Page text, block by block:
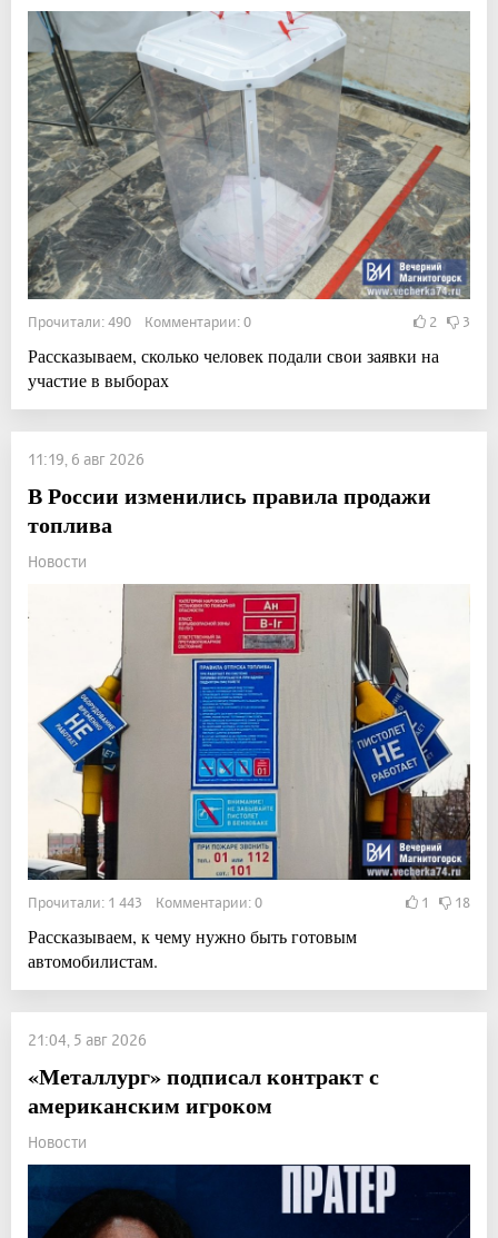
Прочитали: 490 Комментарии: 0 2 3
Рассказываем, сколько человек подали свои заявки на
участие в выборах
11:19, 6 авг 2026
В России изменились правила продажи
топлива
Новости
Прочитали: 1 443 Комментарии: 0 1 18
Рассказываем, к чему нужно быть готовым
автомобилистам.
21:04, 5 авг 2026
«Металлург» подписал контракт с
американским игроком
Новости